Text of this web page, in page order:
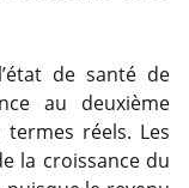
de santé de
au deuxième
réels. Les
la croissance du